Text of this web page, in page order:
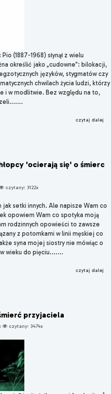
(1887-1968) słynął z wielu
określić jako „cudowne”: bilokacji,
języków, stygmatów czy
chwilach życia ludzi, którzy
i w modlitwie. Bez względu na to,
czytaj dalej
'ocierają się' o śmierc
czytany: 3122x
jak setki innych. Ale napisze Wam co
opowiem Wam co spotyka moją
rodzinnych opowieści to zawsze
z potomkami w linii męskiej co
syna mojej siostry nie mówiąc o
wieku do pięciu.......
czytaj dalej
przyjaciela
czytany: 3474x